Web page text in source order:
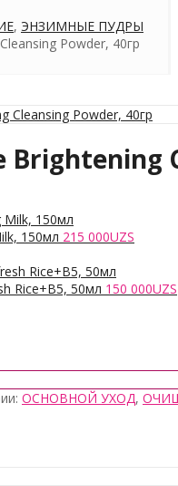
, ЭНЗИМНЫЕ ПУДРЫ
Powder, 40гр
Brightening
150мл 215 000UZS
Rice+B5, 50мл 150 000UZS
ОСНОВНОЙ УХОД,